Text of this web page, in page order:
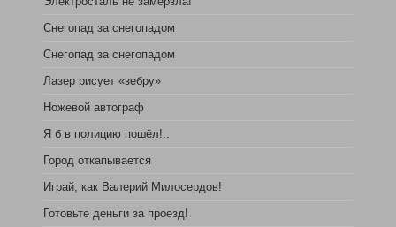
Снегопад за снегопадом
Снегопад за снегопадом
Лазер рисует «зебру»
Ножевой автограф
Я б в полицию пошёл!..
Город откапывается
Играй, как Валерий Милосердов!
Готовьте деньги за проезд!